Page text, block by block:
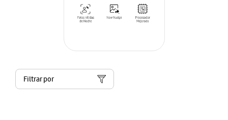
Filtrar por